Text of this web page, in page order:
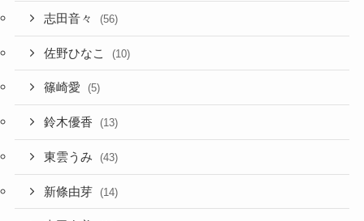
志田音々 (56)
佐野ひなこ (10)
篠崎愛 (5)
鈴木優香 (13)
東雲うみ (43)
新條由芽 (14)